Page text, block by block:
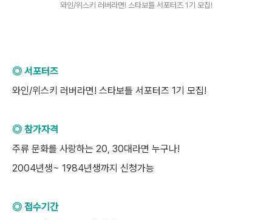
와인/위스키 러버라면! 스타보틀 서포터즈 1기 모집!
◎ 서포터즈
와인/위스키 러버라면! 스타보틀 서포터즈 1기 모집!
◎ 참가자격
주류 문화를 사랑하는 20, 30대라면 누구나!
2004년생~ 1984년생까지 신청가능
◎ 접수기간